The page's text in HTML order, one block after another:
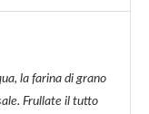
la farina di grano
Frullate il tutto